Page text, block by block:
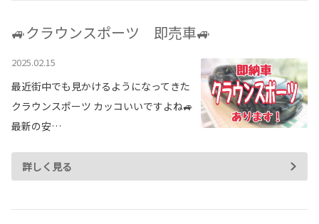
地域応援活動
採用情報
法人のお客様
各種予約
事故・故障受付センター
0800-080-5365
🚙クラウンスポーツ 即売車🚙
2025.02.15
最近街中でも見かけるようになってきた
クラウンスポーツ カッコいいですよね🚙
最新の安…
詳しく見る